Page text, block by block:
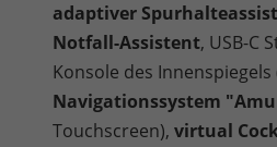
adaptiver
Notfall-Assistent, USB-C
Konsole des Innenspiegels
Navigationssystem
Touchscreen), virtual